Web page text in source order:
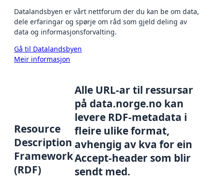
Datalandsbyen er vårt nettforum der du kan be om data,
dele erfaringar og spørje om råd som gjeld deling av
data og informasjonsforvalting.
Gå til Datalandsbyen
Meir informasjon
Resource
Description
Framework
(RDF)
Alle URL-ar til ressursar
på data.norge.no kan
levere RDF-metadata i
fleire ulike format,
avhengig av kva for ein
Accept-header som blir
sendt med.